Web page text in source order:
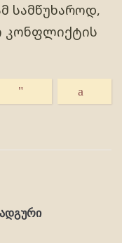
სამწუხაროდ,
კონფლიქტის